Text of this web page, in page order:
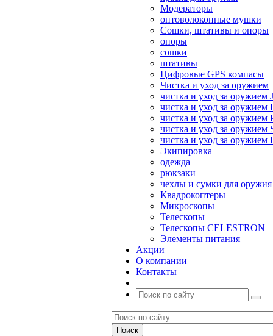
Модераторы
оптоволоконные мушки
Сошки, штативы и опоры
опоры
сошки
штативы
Цифровые GPS компасы
Чистка и уход за оружием
чистка и уход за оружием
чистка и уход за оружием
чистка и уход за оружием
чистка и уход за оружием
чистка и уход за
Экипировка
одежда
рюкзаки
чехлы и сумки для оружия
Квадрокоптеры
Микроскопы
Телескопы
Телескопы CELESTRON
Элементы питания
Акции
О компании
Контакты